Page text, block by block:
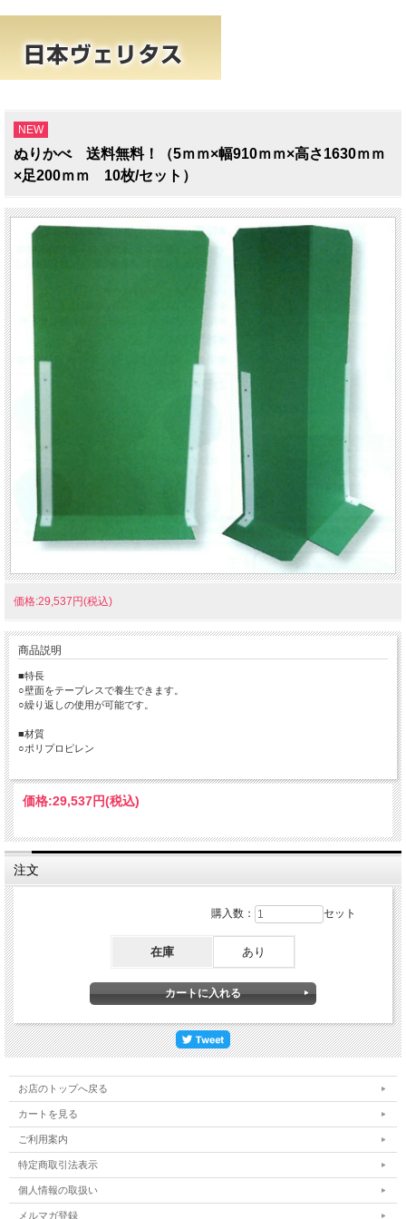
NEW
ぬりかべ 送料無料！（5ｍｍ×幅910ｍｍ×高さ1630ｍｍ
×足200ｍｍ 10枚/セット）
価格:29,537円(税込)
商品説明
■特長
○壁面をテープレスで養生できます。
○繰り返しの使用が可能です。
■材質
○ポリプロピレン
価格:29,537円(税込)
注文
購入数： セット
在庫 あり
お店のトップへ戻る
カートを見る
ご利用案内
特定商取引法表示
個人情報の取扱い
メルマガ登録